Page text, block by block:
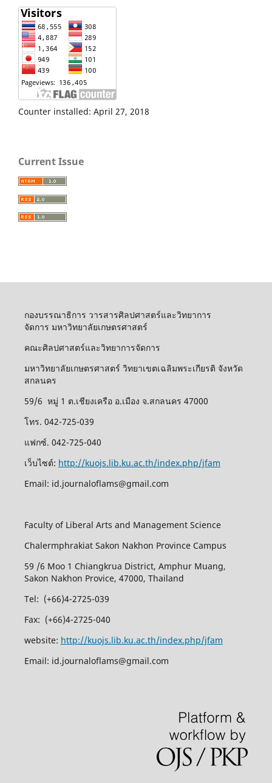
Counter installed: April 27, 2018
Current Issue
กองบรรณาธิการ วารสารศิลปศาสตร์และวิทยาการ
จัดการ มหาวิทยาลัยเกษตรศาสตร์
คณะศิลปศาสตร์และวิทยาการจัดการ
มหาวิทยาลัยเกษตรศาสตร์ วิทยาเขตเฉลิมพระเกียรติ จังหวัด
สกลนคร
59/6 หมู่ 1 ต.เชียงเครือ อ.เมือง จ.สกลนคร 47000
โทร. 042-725-039
แฟกซ์. 042-725-040
เว็บไซต์: http://kuojs.lib.ku.ac.th/index.php/jfam
Email: id.journaloflams@gmail.com
Faculty of Liberal Arts and Management Science
Chalermphrakiat Sakon Nakhon Province Campus
59 /6 Moo 1 Chiangkrua District, Amphur Muang,
Sakon Nakhon Provice, 47000, Thailand
Tel: (+66)4-2725-039
Fax: (+66)4-2725-040
website: http://kuojs.lib.ku.ac.th/index.php/jfam
Email: id.journaloflams@gmail.com